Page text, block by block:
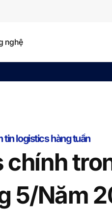
nghệ
tin logistics hàng tuần
5/Năm